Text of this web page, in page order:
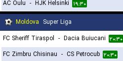
AC Oulu - HJK Helsinki ۱۹:۳۰
Moldova Super Liga
FC Sheriff Tiraspol - Dacia Buiucani ۲۰:۳۰
FC Zimbru Chisinau - CS Petrocub ۲۰:۳۰